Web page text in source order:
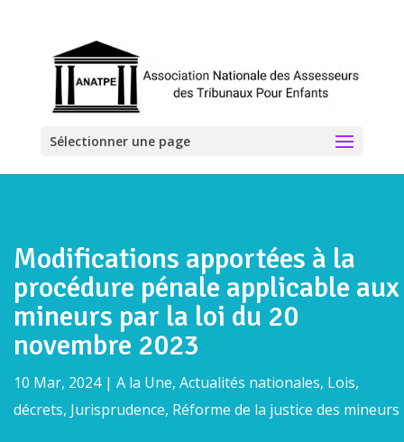
Sélectionner une page
Modifications apportées à la
procédure pénale applicable aux
mineurs par la loi du 20
novembre 2023
10 Mar, 2024| A la Une, Actualités nationales, Lois,
décrets, Jurisprudence, Réforme de la justice des mineurs